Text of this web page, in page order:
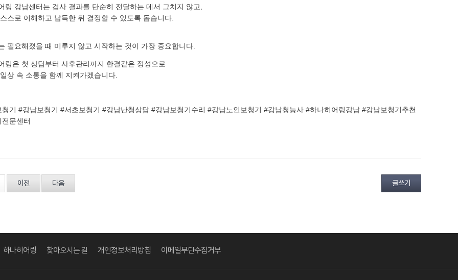
링 강남센터는 검사 결과를 단순히 전달하는 데서 그치지 않고,
스로 이해하고 납득한 뒤 결정할 수 있도록 돕습니다.
필요해졌을 때 미루지 않고 시작하는 것이 가장 중요합니다.
링은 첫 상담부터 사후관리까지 한결같은 정성으로
상 속 소통을 함께 지켜가겠습니다.
청기 #강남보청기 #서초보청기 #강남난청상담 #강남보청기수리 #강남노인보청기 #강남청능사 #하나히어링강남 #강남보청기추천
문센터
이전 다음 글쓰기
하나히어링 찾아오시는 길 개인정보처리방침 이메일무단수집거부